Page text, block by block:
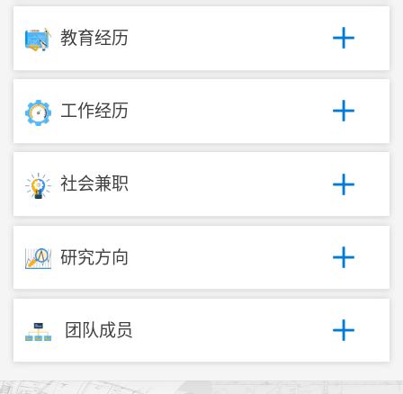
教育经历
工作经历
社会兼职
研究方向
团队成员